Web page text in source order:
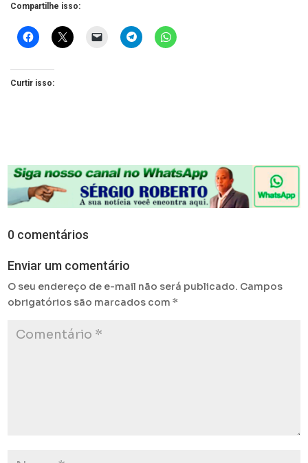
Compartilhe isso:
Curtir isso:
0 comentários
Enviar um comentário
O seu endereço de e-mail não será publicado. Campos
obrigatórios são marcados com*